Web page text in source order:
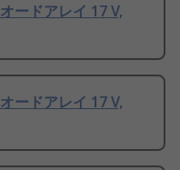
ードアレイ 17 V,
ードアレイ 17 V,